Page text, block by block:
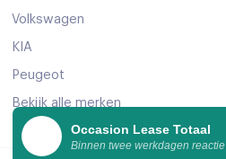
Volkswagen
KIA
Peugeot
Bekijk alle merken
Occasion Lease Totaal
Binnen twee werkdagen reactie